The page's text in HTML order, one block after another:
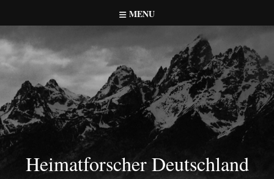
to
content
MENU
Heimatforscher Deutschland